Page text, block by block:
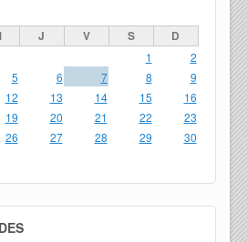
J V S D
1
2
5 6 7 8
9
12 13 14 15
16
19 20 21 22
23
26 27 28 29
30